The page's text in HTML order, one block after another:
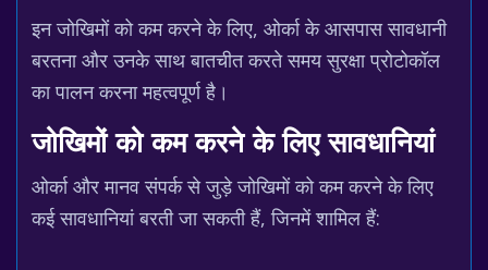
इन जोखिमों को कम करने के लिए, ओर्का के आसपास सावधानी
बरतना और उनके साथ बातचीत करते समय सुरक्षा प्रोटोकॉल
का पालन करना महत्वपूर्ण है।
जोखिमों को कम करने के लिए सावधानियां
ओर्का और मानव संपर्क से जुड़े जोखिमों को कम करने के लिए
कई सावधानियां बरती जा सकती हैं, जिनमें शामिल हैं: